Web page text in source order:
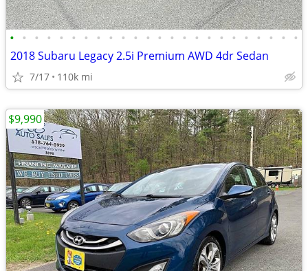
• • • • • • • • • • • • • • • • • • • • • • • •
2018 Subaru Legacy 2.5i Premium AWD 4dr Sedan
7/17 110k mi
$9,990